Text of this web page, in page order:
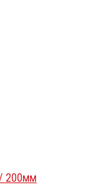
/ 200мм